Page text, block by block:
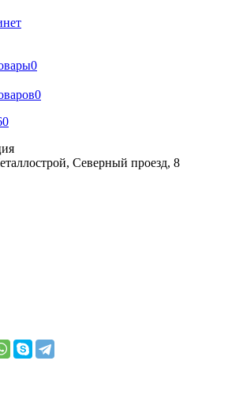
0
0
Северный проезд, 8